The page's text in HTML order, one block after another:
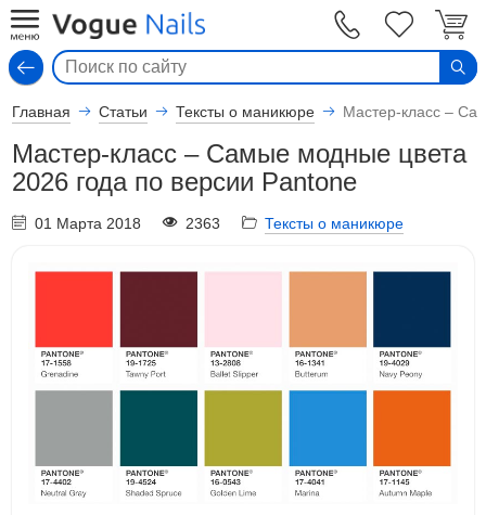
Главная Статьи Тексты о маникюре Мастер-класс –
Мастер-класс – Самые модные цвета
2026 года по версии Pantone
01 Марта 2018 2363 Тексты о маникюре